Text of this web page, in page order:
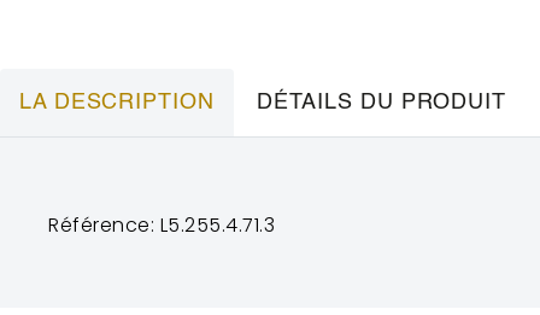
LA DESCRIPTION DÉTAILS DU PRODUIT
Référence: L5.255.4.71.3